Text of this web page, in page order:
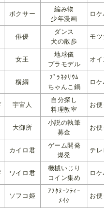
ボクサー
編み物
少年漫画
ロケ
俳優
ダンス
犬の散歩
モツ
女王
地球儀
プラモデル
オイ
横綱
ﾌﾟﾗﾈﾀﾘｳﾑ
ちゃんこ鍋
ロケ
宇宙人
自分探し
料理教室
お便
大御所
小説の執筆
募金
お便
カイロ君
ゲーム開発
爆発
テレ
ワイロ君
機械いじり
コイン集め
ロケ
ソフコ姫
ｱﾌﾀﾇｰﾝﾃｨｰ
ﾒｲｸ
お便